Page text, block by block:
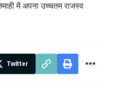
में अपना उच्चतम राजस्व
Twitter